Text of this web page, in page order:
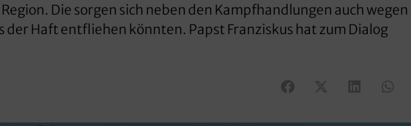
Die sorgen sich neben den Kampfhandlungen auch
der Haft entfliehen könnten. Papst Franziskus hat zum Dialog